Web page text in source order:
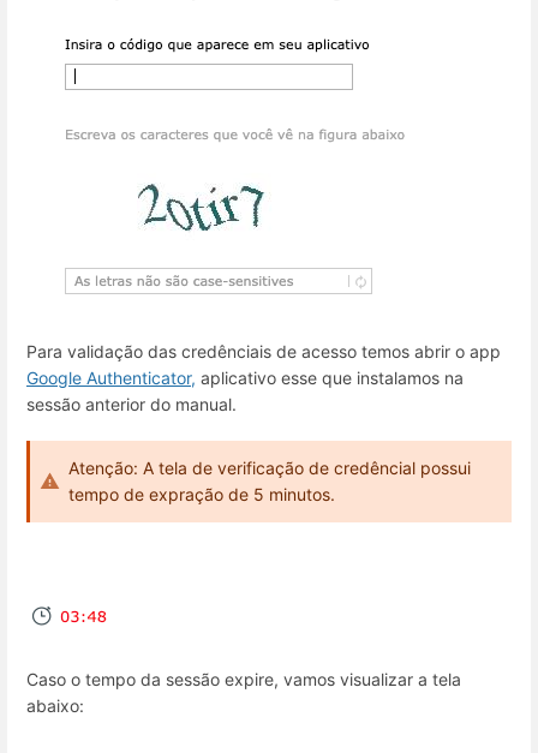
Para validação das credênciais de acesso temos abrir o app
Google Authenticator, aplicativo esse que instalamos na
sessão anterior do manual.
Atenção: A tela de verificação de credêncial possui
tempo de expração de 5 minutos.
Caso o tempo da sessão expire, vamos visualizar a tela
abaixo: